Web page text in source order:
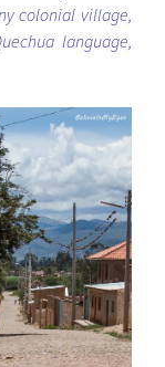
colonial village,
language,